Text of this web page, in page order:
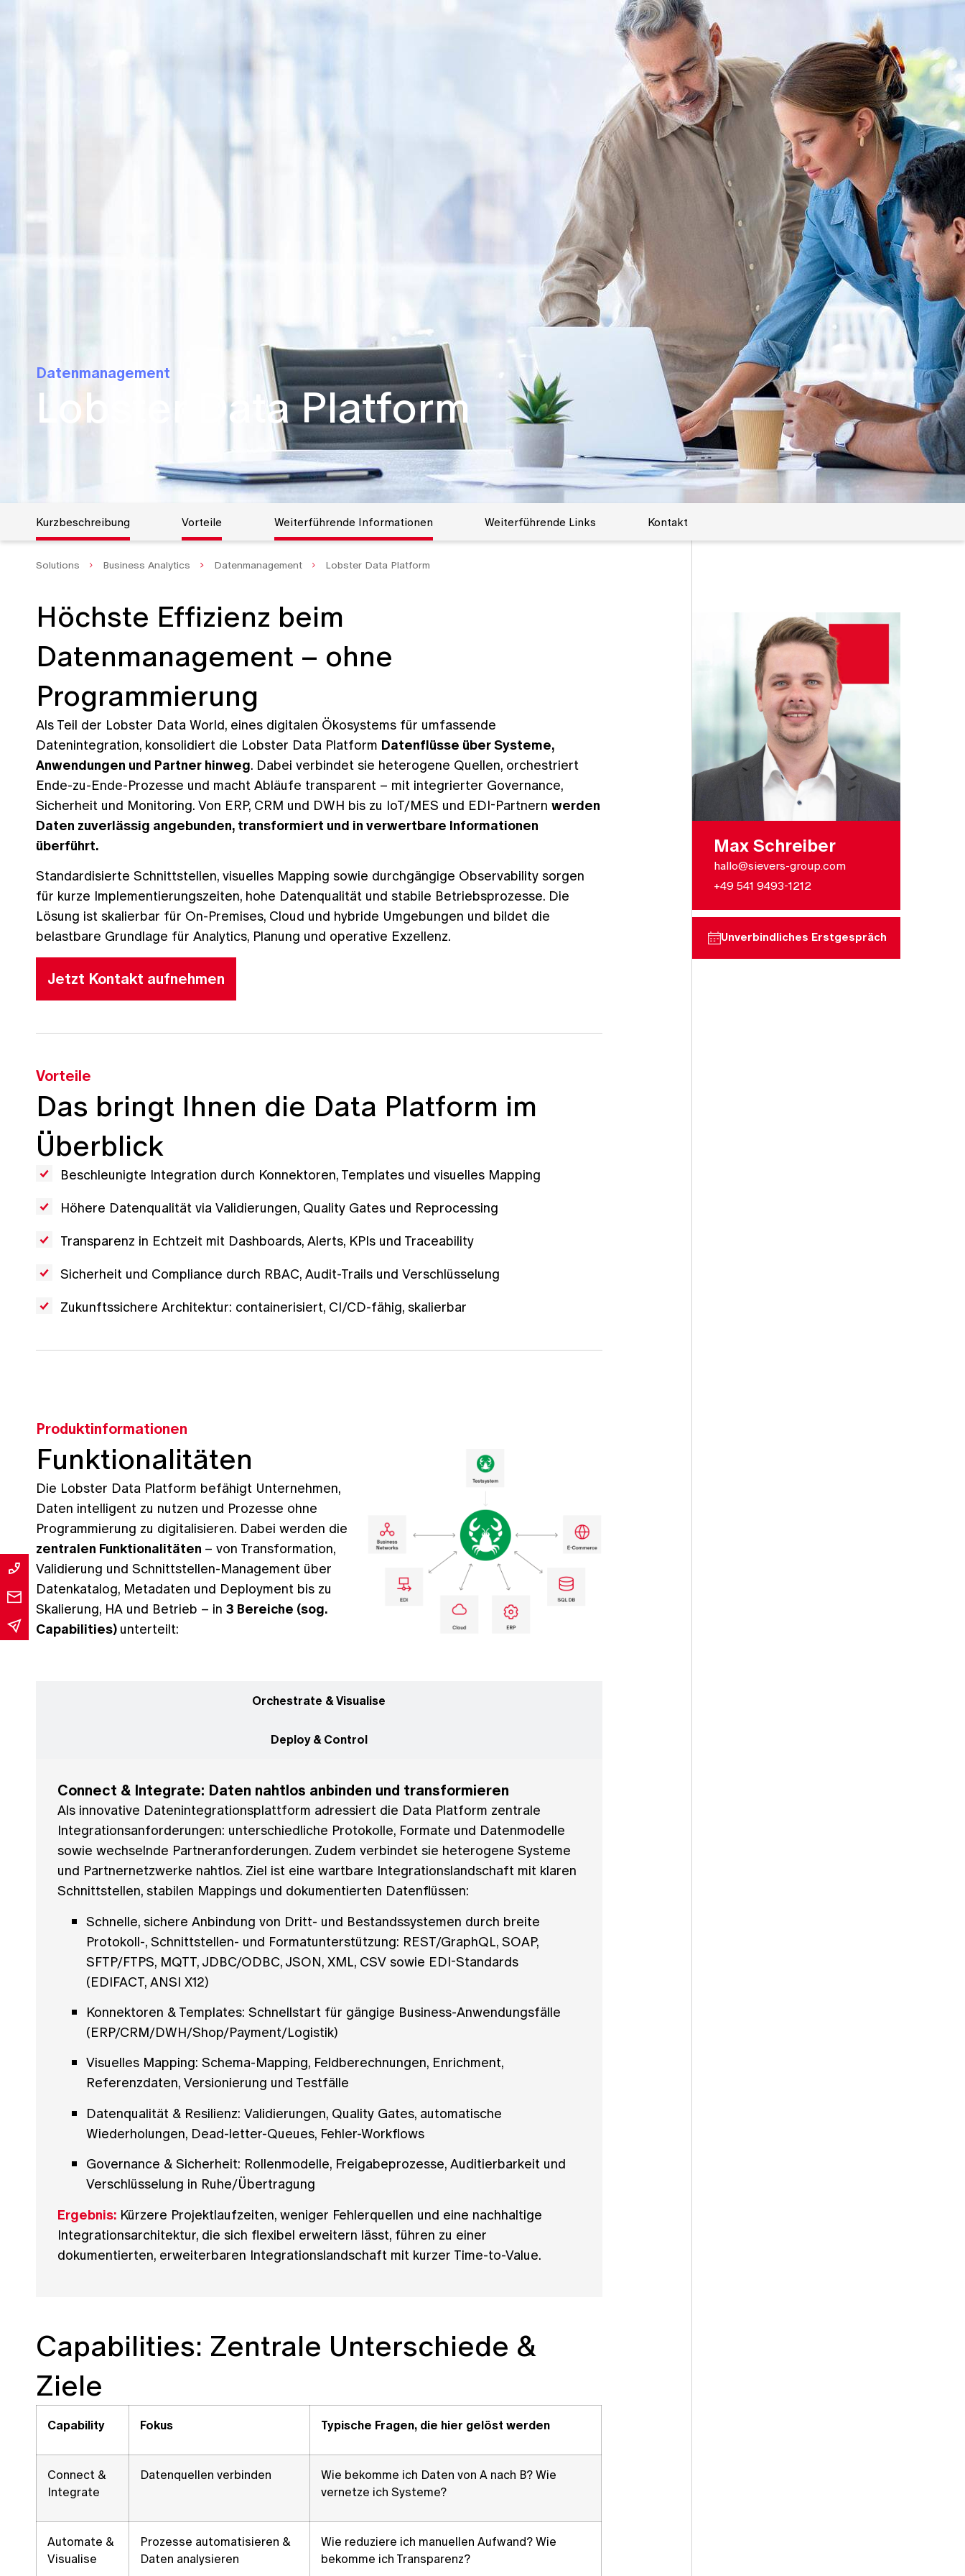
Unified Communication and Collaboration
Enterprise Content Management
Enterprise Resource Planning
Hybrid Cloud
Logistik
SIEVERS-GROUP
Kontakt
Datenmanagement
Lobster Data Platform
Kurzbeschreibung Vorteile Weiterführende Informationen Weiterführende Links Kontakt
Solutions Business Analytics Datenmanagement Lobster Data Platform
Höchste Effizienz beim
Datenmanagement – ohne
Programmierung
Als Teil der Lobster Data World, eines digitalen Ökosystems für umfassende
Datenintegration, konsolidiert die Lobster Data Platform Datenflüsse über Systeme,
Anwendungen und Partner hinweg. Dabei verbindet sie heterogene Quellen, orchestriert
Ende-zu-Ende-Prozesse und macht Abläufe transparent – mit integrierter Governance,
Sicherheit und Monitoring. Von ERP, CRM und DWH bis zu IoT/MES und EDI-Partnern werden
Daten zuverlässig angebunden, transformiert und in verwertbare Informationen
überführt.
Standardisierte Schnittstellen, visuelles Mapping sowie durchgängige Observability sorgen
für kurze Implementierungszeiten, hohe Datenqualität und stabile Betriebsprozesse. Die
Lösung ist skalierbar für On-Premises, Cloud und hybride Umgebungen und bildet die
belastbare Grundlage für Analytics, Planung und operative Exzellenz.
Jetzt Kontakt aufnehmen
Vorteile
Das bringt Ihnen die Data Platform im
Überblick
Beschleunigte Integration durch Konnektoren, Templates und visuelles Mapping
Höhere Datenqualität via Validierungen, Quality Gates und Reprocessing
Transparenz in Echtzeit mit Dashboards, Alerts, KPIs und Traceability
Sicherheit und Compliance durch RBAC, Audit-Trails und Verschlüsselung
Zukunftssichere Architektur: containerisiert, CI/CD-fähig, skalierbar
Produktinformationen
Funktionalitäten
Die Lobster Data Platform befähigt Unternehmen,
Daten intelligent zu nutzen und Prozesse ohne
Programmierung zu digitalisieren. Dabei werden die
zentralen Funktionalitäten – von Transformation,
Validierung und Schnittstellen-Management über
Datenkatalog, Metadaten und Deployment bis zu
Skalierung, HA und Betrieb – in 3 Bereiche (sog.
Capabilities)unterteilt:
Orchestrate & Visualise
Deploy & Control
Connect & Integrate: Daten nahtlos anbinden und transformieren
Als innovative Datenintegrationsplattform adressiert die Data Platform zentrale
Integrationsanforderungen: unterschiedliche Protokolle, Formate und Datenmodelle
sowie wechselnde Partneranforderungen. Zudem verbindet sie heterogene Systeme
und Partnernetzwerke nahtlos. Ziel ist eine wartbare Integrationslandschaft mit klaren
Schnittstellen, stabilen Mappings und dokumentierten Datenflüssen:
Schnelle, sichere Anbindung von Dritt- und Bestandssystemen durch breite
Protokoll-, Schnittstellen- und Formatunterstützung: REST/GraphQL, SOAP,
SFTP/FTPS, MQTT, JDBC/ODBC, JSON, XML, CSV sowie EDI-Standards
(EDIFACT, ANSI X12)
Konnektoren & Templates: Schnellstart für gängige Business-Anwendungsfälle
(ERP/CRM/DWH/Shop/Payment/Logistik)
Visuelles Mapping: Schema-Mapping, Feldberechnungen, Enrichment,
Referenzdaten, Versionierung und Testfälle
Datenqualität & Resilienz: Validierungen, Quality Gates, automatische
Wiederholungen, Dead-letter-Queues, Fehler-Workflows
Governance & Sicherheit: Rollenmodelle, Freigabeprozesse, Auditierbarkeit und
Verschlüsselung in Ruhe/Übertragung
Ergebnis: Kürzere Projektlaufzeiten, weniger Fehlerquellen und eine nachhaltige
Integrationsarchitektur, die sich flexibel erweitern lässt, führen zu einer
dokumentierten, erweiterbaren Integrationslandschaft mit kurzer Time-to-Value.
Capabilities: Zentrale Unterschiede &
Ziele
Capability Fokus Typische Fragen, die hier gelöst werden
Connect &
Integrate
Datenquellen verbinden
Wie bekomme ich Daten von A nach B? Wie
vernetze ich Systeme?
Automate &
Visualise
Prozesse automatisieren &
Daten analysieren
Wie reduziere ich manuellen Aufwand? Wie
bekomme ich Transparenz?
Max Schreiber
hallo@sievers-group.com
+49 541 9493-1212
Unverbindliches Erstgespräch